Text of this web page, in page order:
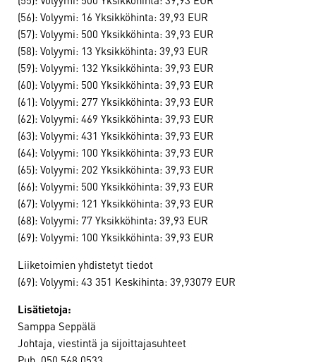
(56): Volyymi: 16 Yksikköhinta: 39,93 EUR
(57): Volyymi: 500 Yksikköhinta: 39,93 EUR
(58): Volyymi: 13 Yksikköhinta: 39,93 EUR
(59): Volyymi: 132 Yksikköhinta: 39,93 EUR
(60): Volyymi: 500 Yksikköhinta: 39,93 EUR
(61): Volyymi: 277 Yksikköhinta: 39,93 EUR
(62): Volyymi: 469 Yksikköhinta: 39,93 EUR
(63): Volyymi: 431 Yksikköhinta: 39,93 EUR
(64): Volyymi: 100 Yksikköhinta: 39,93 EUR
(65): Volyymi: 202 Yksikköhinta: 39,93 EUR
(66): Volyymi: 500 Yksikköhinta: 39,93 EUR
(67): Volyymi: 121 Yksikköhinta: 39,93 EUR
(68): Volyymi: 77 Yksikköhinta: 39,93 EUR
(69): Volyymi: 100 Yksikköhinta: 39,93 EUR
Liiketoimien yhdistetyt tiedot
(69): Volyymi: 43 351 Keskihinta: 39,93079 EUR
Lisätietoja:
Samppa Seppälä
Johtaja, viestintä ja sijoittajasuhteet